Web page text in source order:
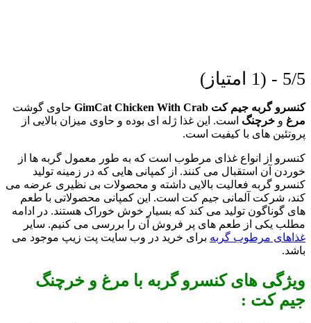
5/5 - (1 امتیاز)
کنسرو گربه جیم کت GimCat Chicken With Crab
حاوی گوشت
مرغ و خرچنگ است. این غذا ژله ای بوده و حاوی میزان بالایی از
پروتئین های با کیفیت است.
کنسرو از انواع غذای مرطوب است که به طور معمول گربه ها از
خوردن آن استقبال می کنند. از کمپانی هایی که در زمینه تولید
کنسرو گربه فعالیت بالایی داشته و محصولات بی نظیری عرضه می
کند، شرکت آلمانی جیم کت است. این کمپانی محصولاتی با طعم
های گوناگون تولید می کند که بسیار خوش خوراک هستند. در ادامه
مطلب یکی از طعم های پر فروش آن را بررسی می کنیم. سایر
غذاهای مرطوب گربه برای خرید در وب سایت پت زیپ موجود می
باشد.
ویژگی های کنسرو گربه با مرغ و خرچنگ
جیم کت :